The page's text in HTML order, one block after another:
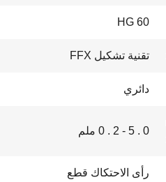
HG 60
تقنية تشكيل FFX
دائري
0 . 5 - 2 . 0 ملم
رأى الاحتكاك قطع